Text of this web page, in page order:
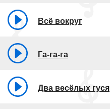
Всё вокруг
Га-га-га
Два весёлых гуся